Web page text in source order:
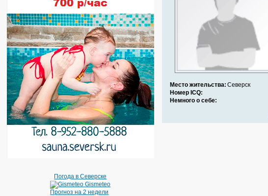
Погода в Северске
Gismeteo
Прогноз на 2 недели
Место жительства: Северск
Номер ICQ:
Немного о себе: